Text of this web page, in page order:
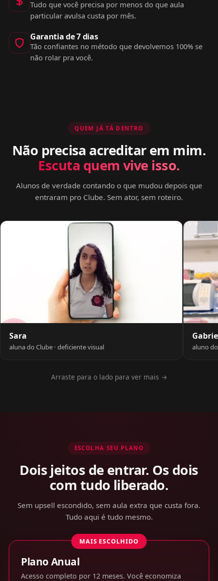
Tudo que você precisa por menos do que aula
particular avulsa custa por mês.
Garantia de 7 dias
Tão confiantes no método que devolvemos 100% se
não rolar pra você.
QUEM JÁ TÁ DENTRO
Não precisa acreditar em mim.
Escuta quem vive isso.
Alunos de verdade contando o que mudou depois que
entraram pro Clube. Sem ator, sem roteiro.
Sara
aluna do Clube · deficiente visual aluno
Arraste para o lado para ver mais →
ESCOLHA SEU PLANO
Dois jeitos de entrar. Os dois
com tudo liberado.
Sem upsell escondido, sem aula extra que custa fora.
Tudo aqui é tudo mesmo.
MAIS ESCOLHIDO
Plano Anual
Acesso completo por 12 meses. Você economiza